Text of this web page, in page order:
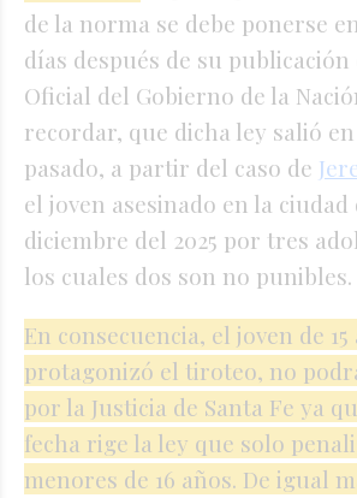
de la norma se debe ponerse
días después de su
Oficial del Gobierno de la
recordar, que dicha ley salió
pasado, a partir del caso de
el joven asesinado en la ciudad
diciembre del 2025 por tres
los cuales dos son no punibles.
En consecuencia, el joven de
protagonizó el tiroteo, no
por la Justicia de Santa Fe ya
fecha rige la ley que solo
menores de 16 años. De igual